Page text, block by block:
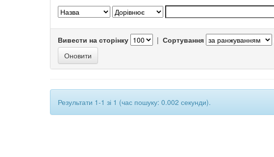
Вивести на сторінку | Сортування
Результати 1-1 зі 1 (час пошуку: 0.002 секунди).